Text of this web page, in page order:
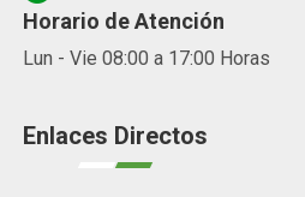
Horario de Atención
Lun - Vie 08:00 a 17:00 Horas
Enlaces Directos